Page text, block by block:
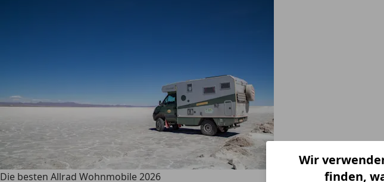
Wir
finden,
Die besten Allrad Wohnmobile 2026